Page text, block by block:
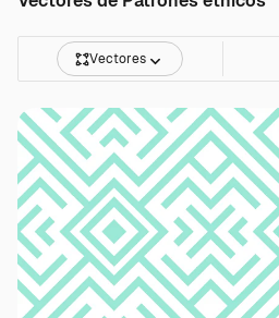
Vectores